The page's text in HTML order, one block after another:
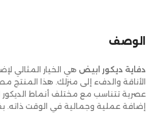
الوصف
دفاية ديكور ابيض هي الخيار المثالي
الأناقة والدفء إلى منزلك. هذا
عصرية تتناسب مع مختلف أنماط الديكور
إضافة عملية وجمالية في الوقت